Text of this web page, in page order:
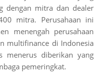
dengan mitra dan dealer
mitra. Perusahaan ini
menengah perusahaan
multifinance di Indonesia
menerus diberikan yang
pemeringkat.